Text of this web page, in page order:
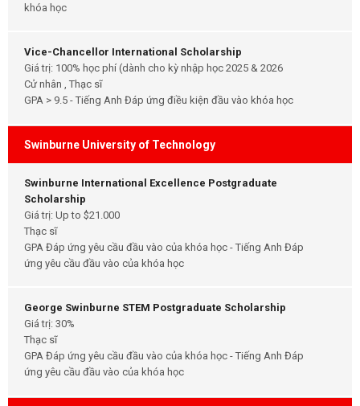
khóa học
Vice-Chancellor International Scholarship
Giá trị: 100% học phí (dành cho kỳ nhập học 2025 & 2026
Cử nhân , Thạc sĩ
GPA > 9.5 - Tiếng Anh Đáp ứng điều kiện đầu vào khóa học
Swinburne University of Technology
Swinburne International Excellence Postgraduate
Scholarship
Giá trị: Up to $21.000
Thạc sĩ
GPA Đáp ứng yêu cầu đầu vào của khóa học - Tiếng Anh Đáp
ứng yêu cầu đầu vào của khóa học
George Swinburne STEM Postgraduate Scholarship
Giá trị: 30%
Thạc sĩ
GPA Đáp ứng yêu cầu đầu vào của khóa học - Tiếng Anh Đáp
ứng yêu cầu đầu vào của khóa học